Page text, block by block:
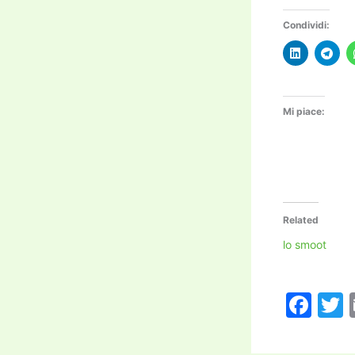
Condividi:
Mi piace:
Related
lo smoot
F